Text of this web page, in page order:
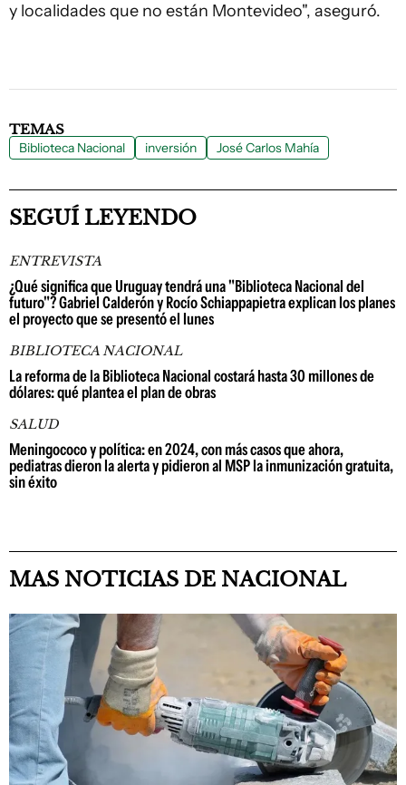
y localidades que no están Montevideo", aseguró.
TEMAS
Biblioteca Nacional inversión José Carlos Mahía
SEGUÍ LEYENDO
ENTREVISTA
¿Qué significa que Uruguay tendrá una "Biblioteca Nacional del
futuro"? Gabriel Calderón y Rocío Schiappapietra explican los planes
el proyecto que se presentó el lunes
BIBLIOTECA NACIONAL
La reforma de la Biblioteca Nacional costará hasta 30 millones de
dólares: qué plantea el plan de obras
SALUD
Meningococo y política: en 2024, con más casos que ahora,
pediatras dieron la alerta y pidieron al MSP la inmunización gratuita,
sin éxito
MAS NOTICIAS DE NACIONAL